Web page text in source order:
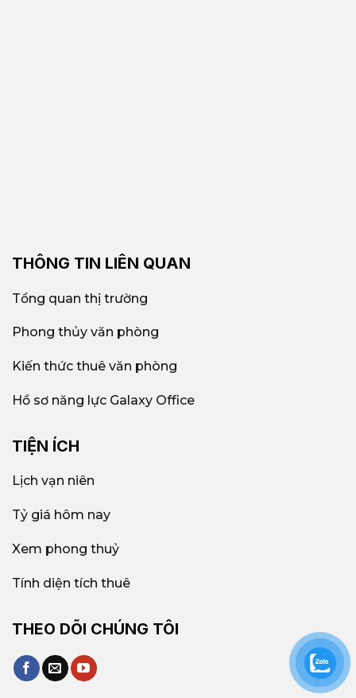
THÔNG TIN LIÊN QUAN
Tổng quan thị trường
Phong thủy văn phòng
Kiến thức thuê văn phòng
Hồ sơ năng lực Galaxy Office
TIỆN ÍCH
Lịch vạn niên
Tỷ giá hôm nay
Xem phong thuỷ
Tính diện tích thuê
THEO DÕI CHÚNG TÔI